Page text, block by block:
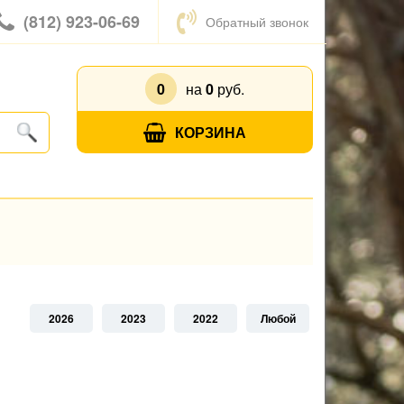
(812) 923-06-69 Обратный звонок
0 на 0руб.
КОРЗИНА
2026 2023 2022 Любой